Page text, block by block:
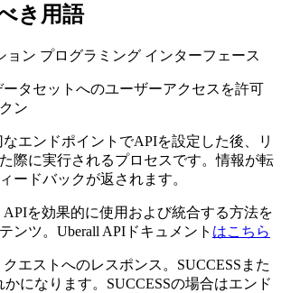
き用語
ョン プログラミング インターフェース
ータセットへのユーザーアクセスを許可
ン
なエンドポイントでAPIを設定した後、リ
際に実行されるプロセスです。情報が転
ードバックが返されます。
APIを効果的に使用および統合する方法を
ンツ。Uberall APIドキュメント はこちら
クエストへのレスポンス。SUCCESSまた
かになります。SUCCESSの場合はエンド